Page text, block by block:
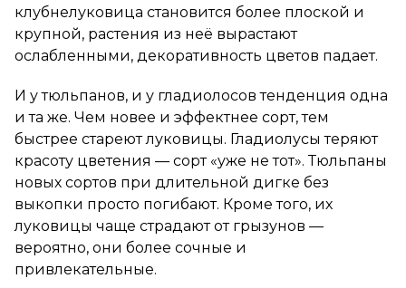
клубнелуковица становится более плоской и
крупной, растения из неё вырастают
ослабленными, декоративность цветов падает.
И у тюльпанов, и у гладиолосов тенденция одна
и та же. Чем новее и эффектнее сорт, тем
быстрее стареют луковицы. Гладиолусы теряют
красоту цветения — сорт «уже не тот». Тюльпаны
новых сортов при длительной дигке без
выкопки просто погибают. Кроме того, их
луковицы чаще страдают от грызунов —
вероятно, они более сочные и
привлекательные.